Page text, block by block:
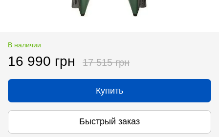
В наличии
16 990 грн 17 515 грн
Купить
Быстрый заказ